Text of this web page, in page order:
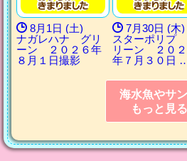
8月1日 (土)
ナガレハナ グリ
ーン ２０２６年
８月１日撮影
7月30日 (木)
スターポリプ
リーン ２０２
年７月３０日
海水魚やサ
もっと見る